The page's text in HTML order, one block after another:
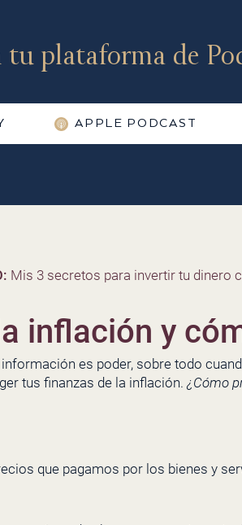
tu plataforma de
APPLE PODCAST
Mis 3 secretos para invertir tu dinero
inflación y
información es poder, sobre todo
tus finanzas de la inflación. ¿Cómo
que pagamos por los bienes y